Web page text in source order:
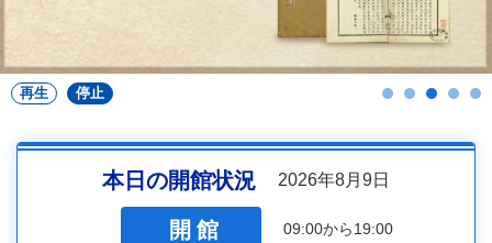
再生 停止
本日の開館状況 2026年8月9日
開館 09:00から19:00